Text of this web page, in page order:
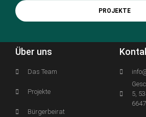
PROJEKTE
Über uns
Das Team
Projekte
Bürgerbeirat
5,